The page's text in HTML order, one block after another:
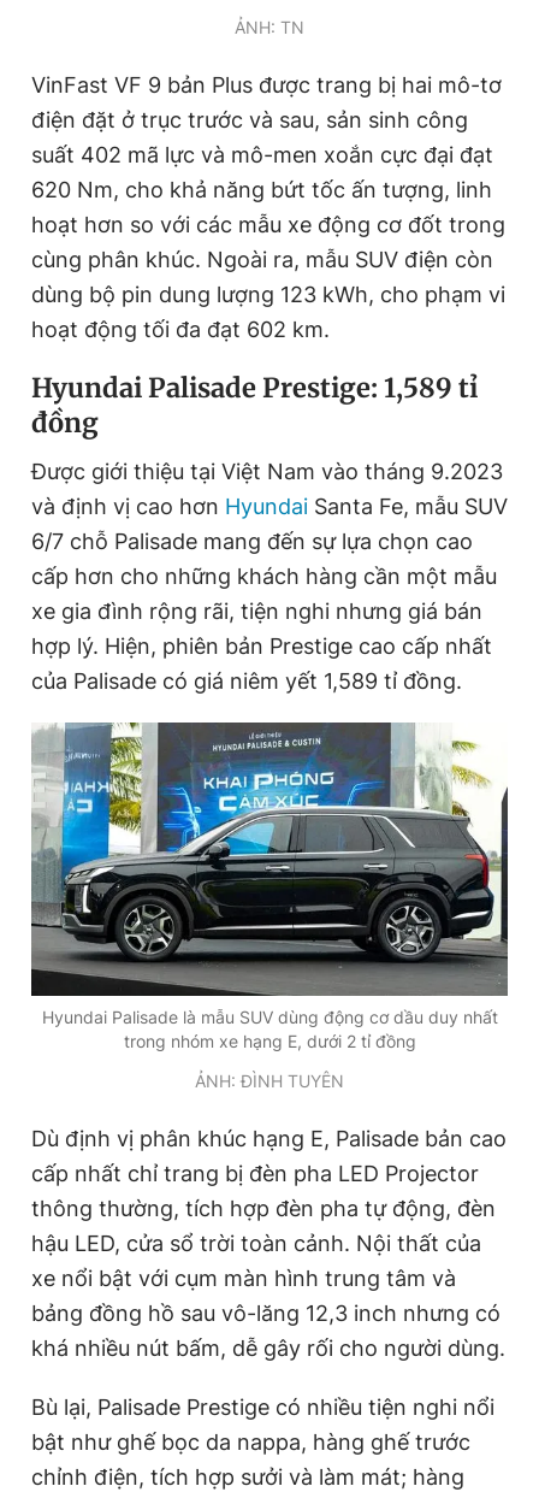
ẢNH: TN
VinFast VF 9 bản Plus được trang bị hai mô-tơ
điện đặt ở trục trước và sau, sản sinh công
suất 402 mã lực và mô-men xoắn cực đại đạt
620 Nm, cho khả năng bứt tốc ấn tượng, linh
hoạt hơn so với các mẫu xe động cơ đốt trong
cùng phân khúc. Ngoài ra, mẫu SUV điện còn
dùng bộ pin dung lượng 123 kWh, cho phạm vi
hoạt động tối đa đạt 602 km.
Hyundai Palisade Prestige: 1,589 tỉ
đồng
Được giới thiệu tại Việt Nam vào tháng 9.2023
và định vị cao hơn Hyundai Santa Fe, mẫu SUV
6/7 chỗ Palisade mang đến sự lựa chọn cao
cấp hơn cho những khách hàng cần một mẫu
xe gia đình rộng rãi, tiện nghi nhưng giá bán
hợp lý. Hiện, phiên bản Prestige cao cấp nhất
của Palisade có giá niêm yết 1,589 tỉ đồng.
Hyundai Palisade là mẫu SUV dùng động cơ dầu duy nhất
trong nhóm xe hạng E, dưới 2 tỉ đồng
ẢNH: ĐÌNH TUYÊN
Dù định vị phân khúc hạng E, Palisade bản cao
cấp nhất chỉ trang bị đèn pha LED Projector
thông thường, tích hợp đèn pha tự động, đèn
hậu LED, cửa sổ trời toàn cảnh. Nội thất của
xe nổi bật với cụm màn hình trung tâm và
bảng đồng hồ sau vô-lăng 12,3 inch nhưng có
khá nhiều nút bấm, dễ gây rối cho người dùng.
Bù lại, Palisade Prestige có nhiều tiện nghi nổi
bật như ghế bọc da nappa, hàng ghế trước
chỉnh điện, tích hợp sưởi và làm mát; hàng